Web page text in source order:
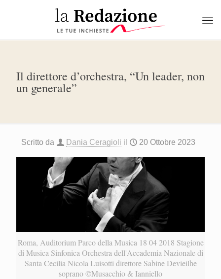
Il direttore d’orchestra, “Un leader, non
un generale”
Scritto da Dania Ceragioli il 20 Ottobre 2023
Roma, Auditorium Parco della Musica 18 04 2018 Stagione
di Musica Sinfonica Orchestra dell'Accademia Nazionale di
Santa Cecilia Nicola Luisotti direttore Sabine Devieilhe
soprano ©Musacchio & Ianniello